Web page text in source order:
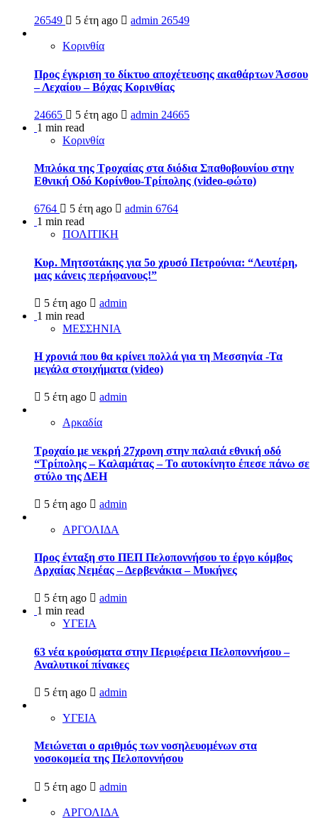
26549 5 έτη ago admin 26549
Κορινθία
Προς έγκριση το δίκτυο αποχέτευσης ακαθάρτων Άσσου
– Λεχαίου – Βόχας Κορινθίας
24665 5 έτη ago admin 24665
1 min read
Κορινθία
Μπλόκα της Τροχαίας στα διόδια Σπαθοβουνίου στην
Εθνική Οδό Κορίνθου-Τρίπολης (video-φώτο)
6764 5 έτη ago admin 6764
1 min read
ΠΟΛΙΤΙΚΗ
Κυρ. Μητσοτάκης για 5ο χρυσό Πετρούνια: “Λευτέρη,
μας κάνεις περήφανους!”
5 έτη ago
admin
1 min read
ΜΕΣΣΗΝΙΑ
Η χρονιά που θα κρίνει πολλά για τη Μεσσηνία -Τα
μεγάλα στοιχήματα (video)
5 έτη ago admin
Αρκαδία
Τροχαίο με νεκρή 27χρονη στην παλαιά εθνική οδό
“Τρίπολης – Καλαμάτας – Το αυτοκίνητο έπεσε πάνω σε
στύλο της ΔΕΗ
5 έτη ago admin
ΑΡΓΟΛΙΔΑ
Προς ένταξη στο ΠΕΠ Πελοποννήσου το έργο κόμβος
Αρχαίας Νεμέας – Δερβενάκια – Μυκήνες
5 έτη ago
admin
1 min read
ΥΓΕΙΑ
63 νέα κρούσματα στην Περιφέρεια Πελοποννήσου –
Αναλυτικοί πίνακες
5 έτη ago admin
ΥΓΕΙΑ
Μειώνεται ο αριθμός των νοσηλευομένων στα
νοσοκομεία της Πελοποννήσου
5 έτη ago admin
ΑΡΓΟΛΙΔΑ